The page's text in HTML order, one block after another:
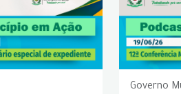
Governo